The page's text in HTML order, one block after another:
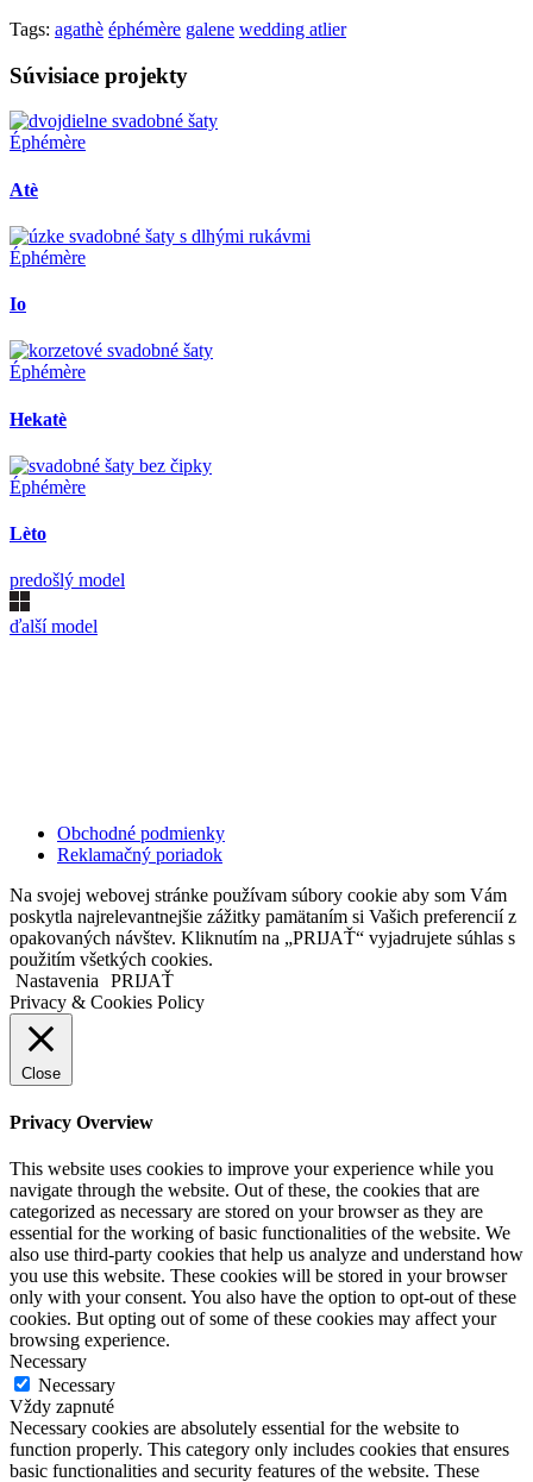
Tags: agathè éphémère galene wedding atlier
Súvisiace projekty
Éphémère
Atè
Éphémère
Io
Éphémère
Hekatè
Éphémère
Lèto
predošlý model
ďalší model
Obchodné podmienky
Reklamačný poriadok
Na svojej webovej stránke používam súbory cookie aby som Vám
poskytla najrelevantnejšie zážitky pamätaním si Vašich preferencií z
opakovaných návštev. Kliknutím na „PRIJAŤ“ vyjadrujete súhlas s
použitím všetkých cookies.
Nastavenia PRIJAŤ
Privacy & Cookies Policy
Close
Privacy Overview
This website uses cookies to improve your experience while you
navigate through the website. Out of these, the cookies that are
categorized as necessary are stored on your browser as they are
essential for the working of basic functionalities of the website. We
also use third-party cookies that help us analyze and understand how
you use this website. These cookies will be stored in your browser
only with your consent. You also have the option to opt-out of these
cookies. But opting out of some of these cookies may affect your
browsing experience.
Necessary
Necessary
Vždy zapnuté
Necessary cookies are absolutely essential for the website to
function properly. This category only includes cookies that ensures
basic functionalities and security features of the website. These